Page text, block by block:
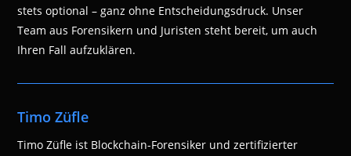
stets optional – ganz ohne Entscheidungsdruck. Unser
Team aus Forensikern und Juristen steht bereit, um auch
Ihren Fall aufzuklären.
Timo Züfle
Timo Züfle ist Blockchain-Forensiker und zertifizierter